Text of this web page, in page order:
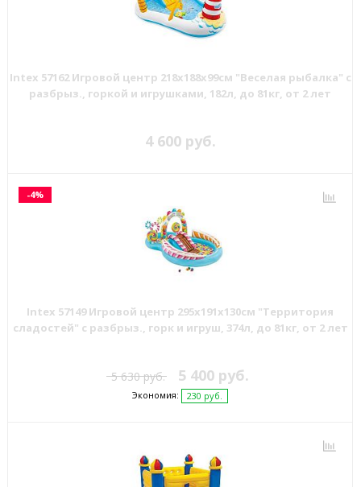
Intex 57162 Игровой центр 218х188х99см "Веселая рыбалка" с
разбрыз., горкой и игрушками, 182л, до 81кг, от 2 лет
4 600 руб.
-4%
Intex 57149 Игровой центр 295x191x130см "Территория
сладостей" с разбрыз., горк и игруш, 374л, до 81кг, от 2 лет
5 630 руб. 5 400 руб.
Экономия: 230 руб.